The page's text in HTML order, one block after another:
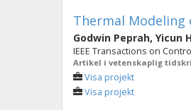
Thermal Modeling
Godwin Peprah, Yicun
IEEE Transactions on
Artikel i vetenskaplig
Visa projekt
Visa projekt